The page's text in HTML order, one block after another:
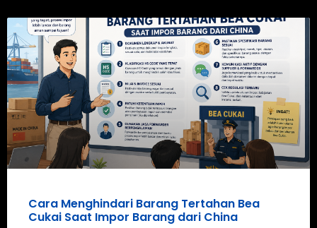
Cara Menghindari Barang Tertahan Bea
Cukai Saat Impor Barang dari China